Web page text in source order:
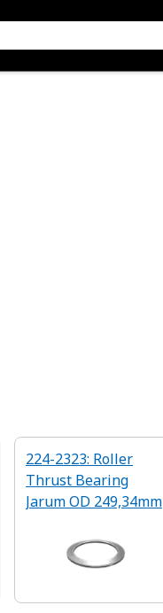
224-2323: Roller
Thrust Bearing
Jarum OD 249,34mm